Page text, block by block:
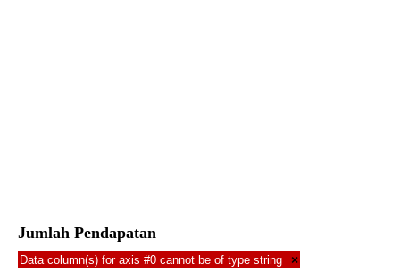
Jumlah Pendapatan
Data column(s) for axis #0 cannot be of type string ×